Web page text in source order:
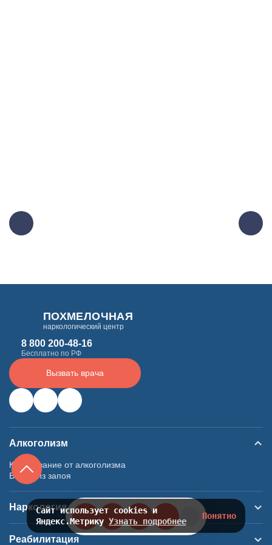
ПОХМЕЛОЧНАЯ
наркологический центр
8 800 200-48-16
Бесплатно по РФ
Вызвать врача
Алкоголизм
Кодирование от алкоголизма
Вывод из запоя
Наркология
Реабилитация
Сайт использует cookies и
Яндекс.Метрику Узнать подробнее
Понятно